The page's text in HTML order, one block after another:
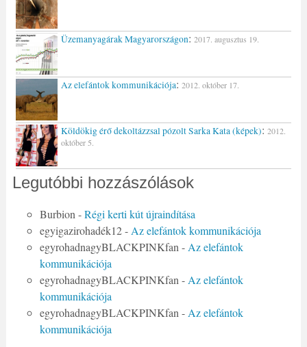
Üzemanyagárak Magyarországon: 2017. augusztus 19.
Az elefántok kommunikációja: 2012. október 17.
Köldökig érő dekoltázzsal pózolt Sarka Kata (képek): 2012.
október 5.
Legutóbbi hozzászólások
Burbion -Régi kerti kút újraindítása
egyigazirohadék12- Az elefántok kommunikációja
egyrohadnagyBLACKPINKfan - Az elefántok
kommunikációja
egyrohadnagyBLACKPINKfan - Az elefántok
kommunikációja
egyrohadnagyBLACKPINKfan - Az elefántok
kommunikációja